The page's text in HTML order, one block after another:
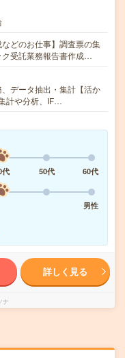
などのお仕事】調査票の集
受託業務報告書作成…
、データ抽出・集計【活か
計や分析、IF…
代 50代
60代
男性
詳しく見る
ナ